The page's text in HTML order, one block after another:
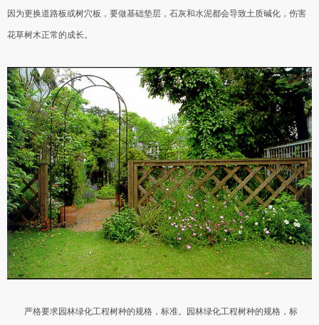
因为更换道路板或树穴板，要做基础垫层，石灰和水泥都会导致土质碱化，伤害
花草树木正常的成长。
严格要求园林绿化工程树种的规格，标准。园林绿化工程树种的规格，标